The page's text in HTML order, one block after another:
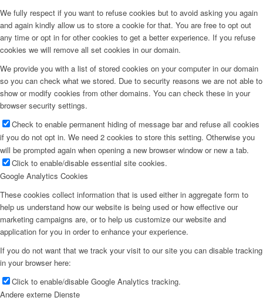
We fully respect if you want to refuse cookies but to avoid asking you again
and again kindly allow us to store a cookie for that. You are free to opt out
any time or opt in for other cookies to get a better experience. If you refuse
cookies we will remove all set cookies in our domain.
We provide you with a list of stored cookies on your computer in our domain
so you can check what we stored. Due to security reasons we are not able to
show or modify cookies from other domains. You can check these in your
browser security settings.
Check to enable permanent hiding of message bar and refuse all cookies
if you do not opt in. We need 2 cookies to store this setting. Otherwise you
will be prompted again when opening a new browser window or new a tab.
Click to enable/disable essential site cookies.
Google Analytics Cookies
These cookies collect information that is used either in aggregate form to
help us understand how our website is being used or how effective our
marketing campaigns are, or to help us customize our website and
application for you in order to enhance your experience.
If you do not want that we track your visit to our site you can disable tracking
in your browser here:
Click to enable/disable Google Analytics tracking.
Andere externe Dienste